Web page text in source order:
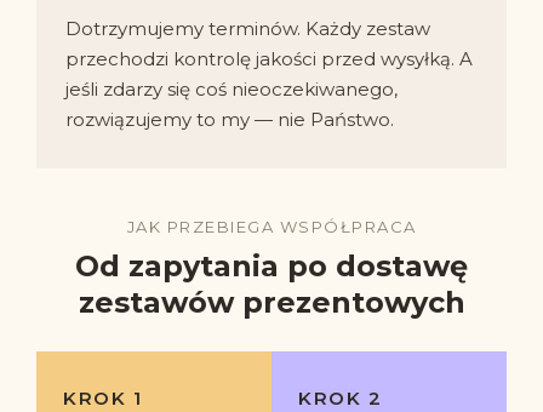
Dotrzymujemy terminów. Każdy zestaw
przechodzi kontrolę jakości przed wysyłką. A
jeśli zdarzy się coś nieoczekiwanego,
rozwiązujemy to my — nie Państwo.
JAK PRZEBIEGA WSPÓŁPRACA
Od zapytania po dostawę
zestawów prezentowych
KROK 1 KROK 2